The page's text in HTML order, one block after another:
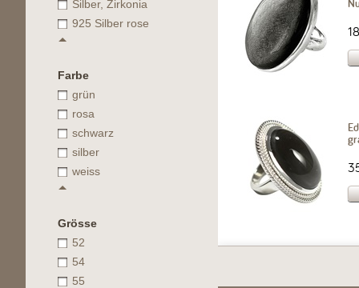
Silber, Zirkonia
925 Silber rose
Farbe
grün
rosa
schwarz
silber
weiss
Grösse
52
54
55